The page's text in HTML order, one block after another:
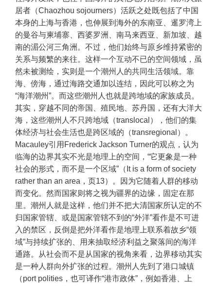
居者（Chaozhou sojourners）活跃之处既包括了中国
本身的上海与香港，也伸展到海外的东南亚、暹罗湾上
的曼谷与柬埔寨、西婆罗洲、南马来西亚、新加坡、越
南的湄公河三角洲。不过，他们始终与原乡维持紧密的
关系与频繁的来往。这样一个互动不已的空间领域，虽
然未被测绘，实则是一个潮州人的共同生活领域。靠
海、傍海，通过海路交通加以连结，因此可以称之为
“海洋潮州”。而这些潮州人也就是跨地域的家族成员。
其实，穿越不同的帝国、殖民地、苏丹国，还有大洋大
海，这些潮州人不只跨地域（translocal），他们的集
体经济与社会生活也是跨区域的（transregional）。
Macauley引用Frederick Jackson Turner的观点，认为
临海的边界其实不光是地理上的空间，“它更象是一种
社会的形式，而不是一个区域”（It is a form of society
rather than an area，页13）。因为它随着人群的移动
而变化。然而国家则将之视为疆界的边缘，固定在那
里。潮州人就是这样，他们并不把大清国家所认定的不
归国家管辖、或是国家管辖不到的“外洋”看作是不可进
入的禁区，反倒是把外洋看作是地理上联系着故乡“领
域”与持续扩张的、用来抽取经济利益之聚落间的海洋
通路。从社会而不是从国家的视角来看，边界移动其实
是一种人群向外扩张的过程。潮州人先到了港口城镇
（port polities，也可译作“港市政体”，例如香港、上